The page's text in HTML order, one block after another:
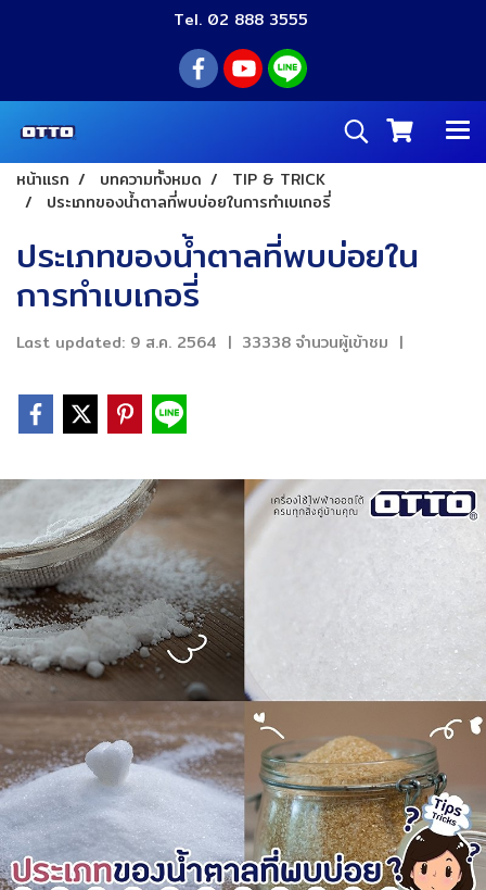
Tel. 02 888 3555
หน้าแรก บทความทั้งหมด
TIP & TRICK
ประเภทของน้ำตาลที่พบบ่อยในการทำเบเกอรี่
ประเภทของน้ำตาลที่พบบ่อยใน
การทำเบเกอรี่
Last updated: 9 ส.ค. 2564 | 33338 จำนวนผู้เข้าชม |